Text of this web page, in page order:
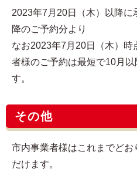
2023年7月20日（木）以降
降のご予約分より
なお2023年7月20日（木）
者様のご予約は最短で10月
す。
その他
市内事業者様はこれまでど
だけます。